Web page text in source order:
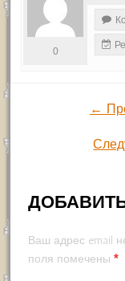
0
←
Ваш адрес email
поля помечены *